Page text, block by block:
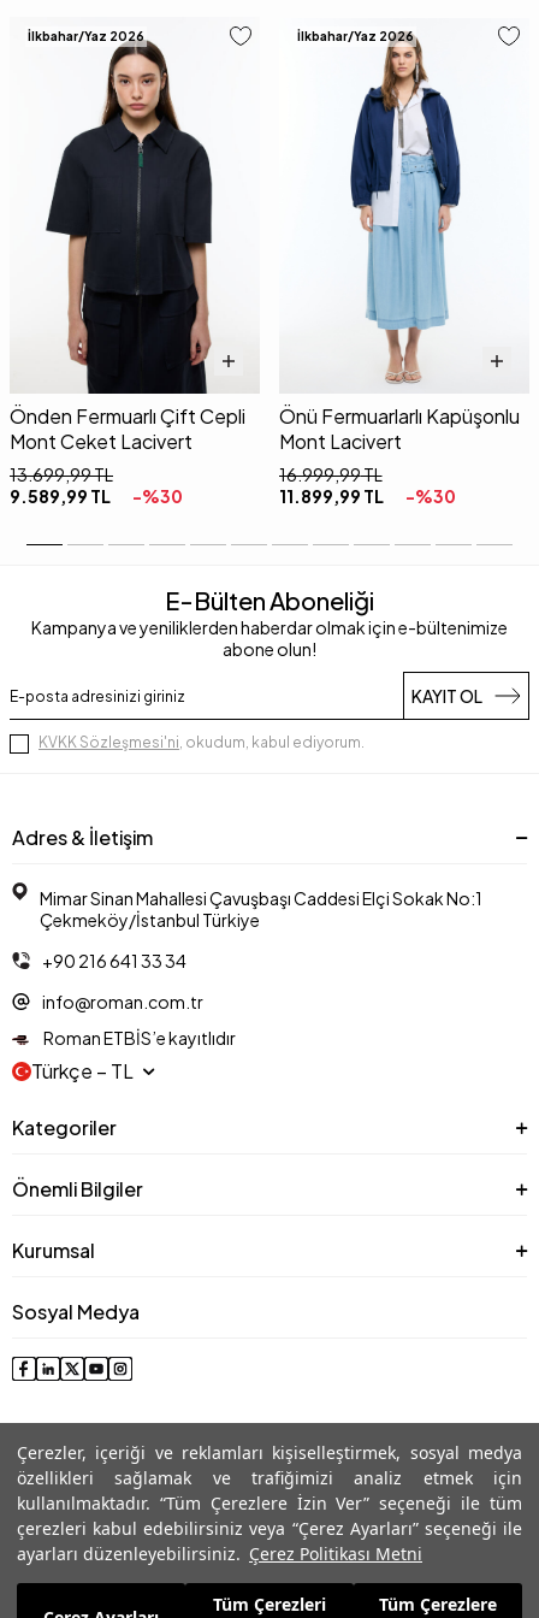
Çerezler, içeriği ve reklamları kişiselleştirmek, sosyal medya
özellikleri sağlamak ve trafiğimizi analiz etmek için
kullanılmaktadır. “Tüm Çerezlere İzin Ver” seçeneği ile tüm
çerezleri kabul edebilirsiniz veya “Çerez Ayarları” seçeneği ile
ayarları düzenleyebilirsiniz. Çerez Politikası Metni
Tüm Çerezleri Tüm Çerezlere
25.999,99TL
İlkbahar/Yaz 2026
Önden Fermuarlı Çift Cepli
Mont Ceket Lacivert
13.699,99TL
9.589,99 TL -%30
İlkbahar/Yaz 2026
Önü Fermuarlarlı Kapüşonlu
Mont Lacivert
16.999,99TL
11.899,99 TL -%30
E-Bülten Aboneliği
Kampanya ve yeniliklerden haberdar olmak için e-bültenimize
abone olun!
KAYIT OL
KVKK Sözleşmesi'ni, okudum, kabul ediyorum.
Adres & İletişim
Mimar Sinan Mahallesi Çavuşbaşı Caddesi Elçi Sokak No:1
Çekmeköy/İstanbul Türkiye
+90 216 641 33 34
info@roman.com.tr
Roman ETBİS’e kayıtlıdır
Türkçe − TL
Kategoriler
Önemli Bilgiler
Kurumsal
Sosyal Medya
© 2025 Roman® Tüm Hakları Saklıdır, İzinsiz kullanılamaz